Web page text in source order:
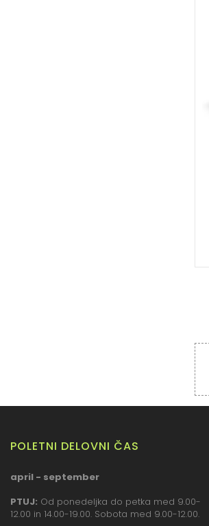
POLETNI DELOVNI ČAS
april - september
PTUJ: Od ponedeljka do petka med 9.00-
12.00 in 14.00-19.00. Sobota med 9.00-12.00.